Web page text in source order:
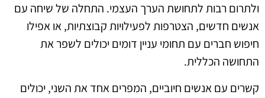
ולתרום רבות לתחושת הערך העצמי. התחלה של שיחה עם
אנשים חדשים, הצטרפות לפעילויות קבוצתיות, או אפילו
חיפוש חברים עם תחומי עניין דומים יכולים לשפר את
התחושה הכללית.
קשרים עם אנשים חיוביים, המפרים אחד את השני, יכולים